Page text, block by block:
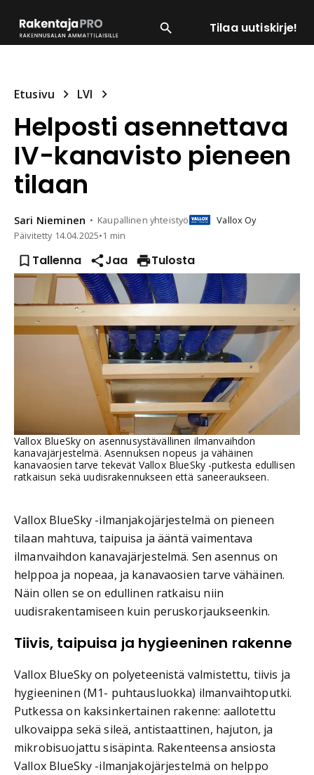
Tilaa uutiskirje!
Etusivu LVI
Helposti asennettava
IV-kanavisto pieneen
tilaan
Sari Nieminen Kaupallinen yhteistyö
Vallox Oy
Päivitetty 14.04.2025•1 min
Tallenna Jaa Tulosta
Vallox BlueSky on asennusystävällinen ilmanvaihdon
kanavajärjestelmä. Asennuksen nopeus ja vähäinen
kanavaosien tarve tekevät Vallox BlueSky -putkesta edullisen
ratkaisun sekä uudisrakennukseen että saneeraukseen.
Vallox BlueSky -ilmanjakojärjestelmä on pieneen
tilaan mahtuva, taipuisa ja ääntä vaimentava
ilmanvaihdon kanavajärjestelmä. Sen asennus on
helppoa ja nopeaa, ja kanavaosien tarve vähäinen.
Näin ollen se on edullinen ratkaisu niin
uudisrakentamiseen kuin peruskorjaukseenkin.
Tiivis, taipuisa ja hygieeninen rakenne
Vallox BlueSky on polyeteenistä valmistettu, tiivis ja
hygieeninen (M1- puhtausluokka) ilmanvaihtoputki.
Putkessa on kaksinkertainen rakenne: aallotettu
ulkovaippa sekä sileä, antistaattinen, hajuton, ja
mikrobisuojattu sisäpinta. Rakenteensa ansiosta
Vallox BlueSky -ilmanjakojärjestelmä on helppo